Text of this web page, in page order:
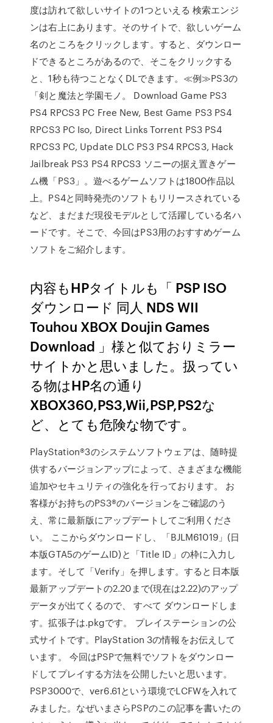
度は訪れて欲しいサイトの1つといえる 検索エンジ
ンは右上にあります。そのサイトで、欲しいゲーム
名のところをクリックします。すると、ダウンロー
ドできるところがあるので、そこをクリックする
と、1秒も待つことなくDLできます。≪例≫PS3の
「剣と魔法と学園モノ。 Download Game PS3
PS4 RPCS3 PC Free New, Best Game PS3 PS4
RPCS3 PC Iso, Direct Links Torrent PS3 PS4
RPCS3 PC, Update DLC PS3 PS4 RPCS3, Hack
Jailbreak PS3 PS4 RPCS3 ソニーの据え置きゲー
ム機「PS3」。遊べるゲームソフトは1800作品以
上。PS4と同時発売のソフトもリリースされている
など、まだまだ現役モデルとして活躍している名ハ
ードです。そこで、今回はPS3用のおすすめゲーム
ソフトをご紹介します。
内容もHPタイトルも「 PSP ISO
ダウンロード 同人 NDS WII
Touhou XBOX Doujin Games
Download 」様と似ておりミラー
サイトかと思いました。扱ってい
る物はHP名の通り
XBOX360,PS3,Wii,PSP,PS2な
ど、とても危険な物です。
PlayStation®3のシステムソフトウェアは、随時提
供するバージョンアップによって、さまざまな機能
追加やセキュリティの強化を行っております。 お
客様がお持ちのPS3®のバージョンをご確認のう
え、常に最新版にアップデートしてご利用くださ
い。 ここからダウンロードし、「BJLM61019」(日
本版GTA5のゲームID)と「Title ID」の枠に入力し
ます。そして「Verify」を押します。すると日本版
最新アップデートの2.20まで(現在は2.22)のアップ
データが出てくるので、 すべて ダウンロードしま
す。拡張子は.pkgです。 プレイステーションの公
式サイトです。PlayStation 3の情報をお伝えして
います。 今回はPSPで無料でソフトをダウンロー
ドしてプレイする方法を公開したいと思います。
PSP3000で、ver6.61という環境でLCFWを入れて
みました。なぜいまさらPSPのこの記事を書いたの